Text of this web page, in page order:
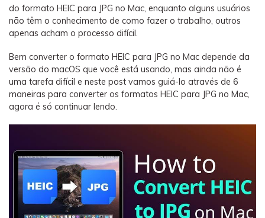
Recuperar visulização única de WhatsApp
Recupere todas as mídias de visulização única do
WhatsApp — fotos, vídeos e mensagens de voz.
App
Business sem redefinição de fábrica.
MobileTrans App
Transferir dados do telefone, dados do
do formato HEIC para JPG no Mac, enquanto alguns usuários
não têm o conhecimento de como fazer o trabalho, outros
apenas acham o processo difícil.
Bem converter o formato HEIC para JPG no Mac depende da
versão do macOS que você está usando, mas ainda não é
uma tarefa difícil e neste post vamos guiá-lo através de 6
maneiras para converter os formatos HEIC para JPG no Mac,
agora é só continuar lendo.